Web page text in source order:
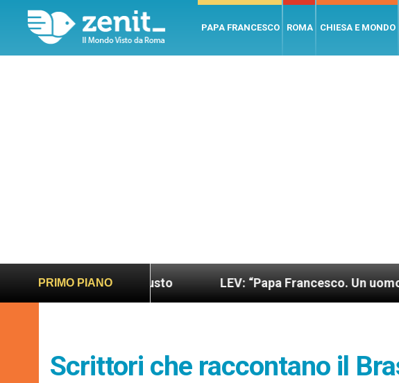
PAPA FRANCESCO ROMA CHIESA E MONDO
PRIMO PIANO
più sano e giusto LEV: “Papa Francesco. Un uomo di
Scrittori che raccontano il